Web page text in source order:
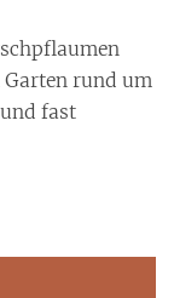
Garten rund um
fast